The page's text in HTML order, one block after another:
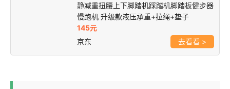
静减重扭腰上下脚踏机踩踏机脚踏板健步器
慢跑机 升级款液压承重+拉绳+垫子
145元
京东
>